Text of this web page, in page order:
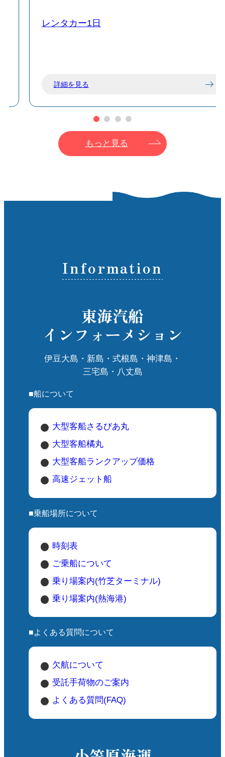
レンタカー1日
詳細を見る
もっと見る
Information
東海汽船
インフォーメション
伊豆大島・新島・式根島・神津島・
三宅島・八丈島
■船について
大型客船さるびあ丸
大型客船橘丸
大型客船ランクアップ価格
高速ジェット船
■乗船場所について
時刻表
ご乗船について
乗り場案内(竹芝ターミナル)
乗り場案内(熱海港)
■よくある質問について
欠航について
受託手荷物のご案内
よくある質問(FAQ)